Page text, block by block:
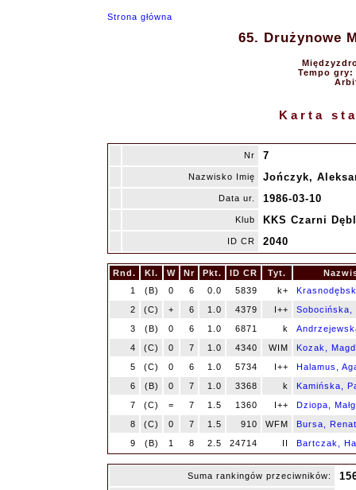
Strona główna
65. Drużynowe
Tempo gry:
Karta
Nr 7
Nazwisko Imię Jończyk,
Data ur. 1986-03-10
Klub KKS Czarni
ID CR 2040
Rnd. Kl. W Nr Pkt. ID CR Tyt.
1
(B) 0 6 0.0 5839 k+
2
(C) + 6 1.0 4379 I++
Sobocińska,
3
(B) 0 6 1.0 6871 k
4
(C) 0 7 1.0 4340 WIM
Kozak,
5
(C) 0 6 1.0 5734 I++
Halamus,
6
(B) 0 7 1.0 3368 k
Kamińska,
7
(C) = 7 1.5 1360 I++
Dziopa,
8
(C) 0 7 1.5 910 WFM
Bursa,
9
(B) 1 8 2.5 24714 II Bartczak,
Suma rankingów przeciwników: